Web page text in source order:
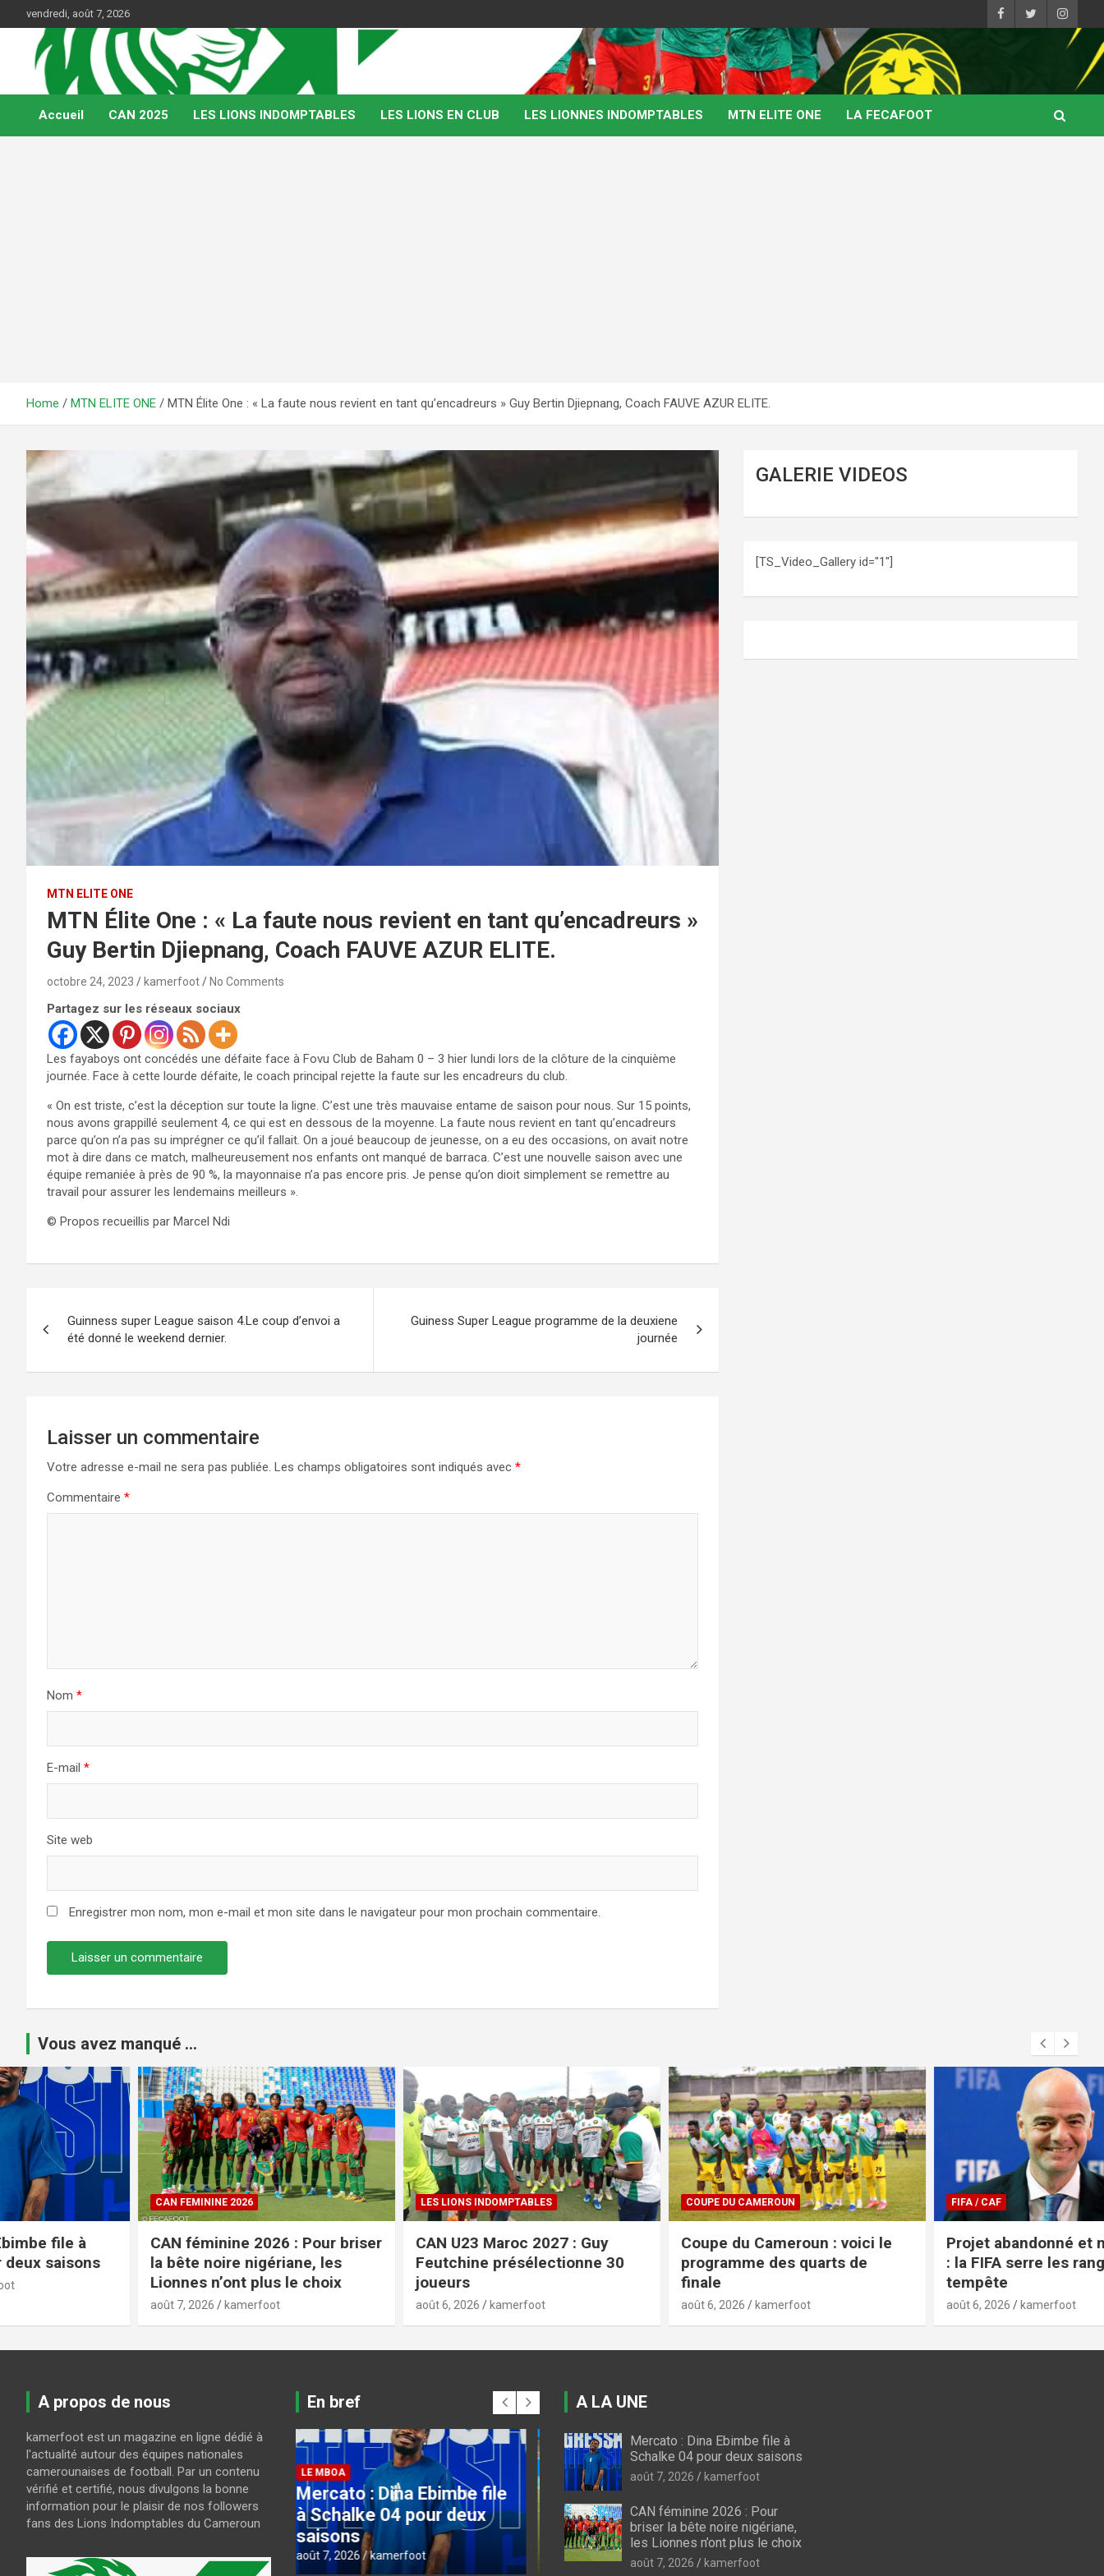
to
content
vendredi, août 7, 2026
Kamerfoot
Web Magazine du football camerounais
Accueil CAN 2025 LES LIONS INDOMPTABLES LES LIONS EN CLUB LES LIONNES INDOMPTABLES MTN ELITE ONE LA FECAFOOT
Home MTN ELITE ONE MTN Élite One : « La faute nous revient en tant qu’encadreurs » Guy Bertin Djiepnang, Coach FAUVE AZUR ELITE.
MTN ELITE ONE
MTN Élite One : « La faute nous revient en tant qu’encadreurs »
Guy Bertin Djiepnang, Coach FAUVE AZUR ELITE.
octobre 24, 2023 kamerfoot No Comments
Partagez sur les réseaux sociaux
Les fayaboys ont concédés une défaite face à Fovu Club de Baham 0 – 3 hier lundi lors de la clôture de la cinquième
journée. Face à cette lourde défaite, le coach principal rejette la faute sur les encadreurs du club.
« On est triste, c’est la déception sur toute la ligne. C’est une très mauvaise entame de saison pour nous. Sur 15 points,
nous avons grappillé seulement 4, ce qui est en dessous de la moyenne. La faute nous revient en tant qu’encadreurs
parce qu’on n’a pas su imprégner ce qu’il fallait. On a joué beaucoup de jeunesse, on a eu des occasions, on avait notre
mot à dire dans ce match, malheureusement nos enfants ont manqué de barraca. C’est une nouvelle saison avec une
équipe remaniée à près de 90 %, la mayonnaise n’a pas encore pris. Je pense qu’on dioit simplement se remettre au
travail pour assurer les lendemains meilleurs ».
© Propos recueillis par Marcel Ndi
de
l’article
Guinness super League saison 4.Le coup d’envoi a
été donné le weekend dernier.
Guiness Super League programme de la deuxiene
journée
Laisser un commentaire
Votre adresse e-mail ne sera pas publiée. Les champs obligatoires sont indiqués avec *
Commentaire *
Nom *
E-mail *
Site web
Enregistrer mon nom, mon e-mail et mon site dans le navigateur pour mon prochain commentaire.
GALERIE VIDEOS
[TS_Video_Gallery id="1"]
Vous avez manqué ...
CAN FEMININE 2026
CAN féminine 2026 : Pour briser
la bête noire nigériane, les
Lionnes n’ont plus le choix
kamerfoot
LES LIONS INDOMPTABLES
CAN U23 Maroc 2027 : Guy
Feutchine présélectionne 30
joueurs
kamerfoot
COUPE DU CAMEROUN
Coupe du Cameroun : voici le
programme des quarts de
kamerfoot
FIFA / CAF
Projet abandonné et mea-culpa
: la FIFA serre les rangs après la
kamerfoot
A propos de nous
kamerfoot est un magazine en ligne dédié à
l'actualité autour des équipes nationales
camerounaises de football. Par un contenu
vérifié et certifié, nous divulgons la bonne
information pour le plaisir de nos followers
fans des Lions Indomptables du Cameroun
En bref
LE MBOA
Mercato : Dina Ebimbe file
à Schalke 04 pour deux
août 7, 2026 kamerfoot
CAN FEMININE 2026
CAN féminine 2026 : Pour
briser la bête noire
nigériane, les Lionnes
n’ont plus le choix
août 7, 2026 kamerfoot
LES LIONS INDOMPTABLES
CAN U23 Maroc 2027 :
Guy Feutchine
présélectionne 30
joueurs
août 6, 2026 kamerfoot
A LA UNE
Mercato : Dina Ebimbe file à
Schalke 04 pour deux saisons
août 7, 2026 kamerfoot
CAN féminine 2026 : Pour
briser la bête noire nigériane,
les Lionnes n’ont plus le choix
août 7, 2026 kamerfoot